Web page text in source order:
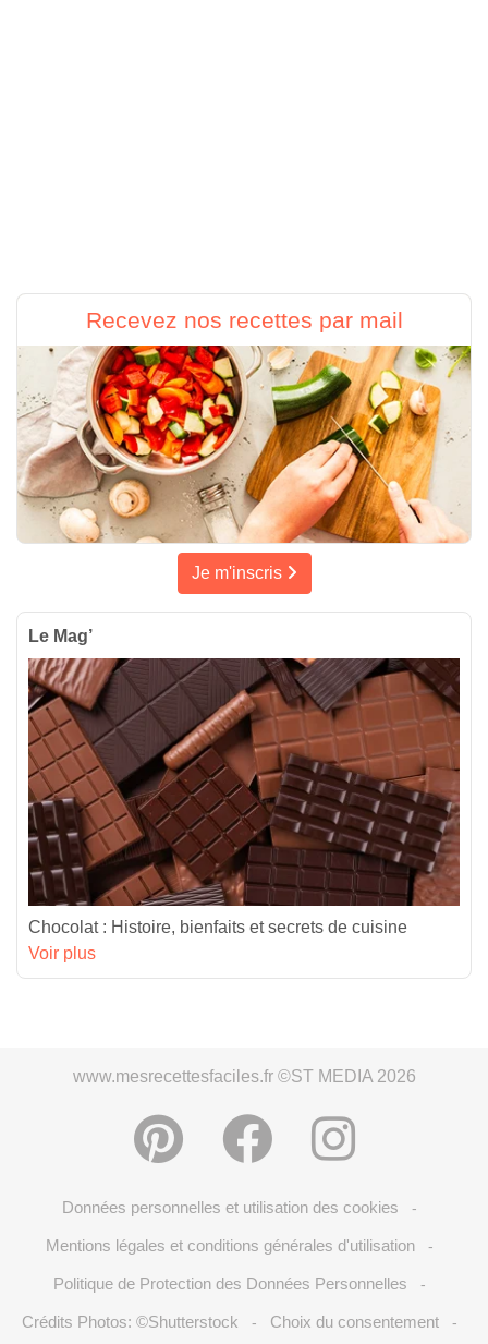
Recevez nos recettes par mail
Je m'inscris
Le Mag’
Chocolat : Histoire, bienfaits et secrets de cuisine
Voir plus
www.mesrecettesfaciles.fr ©ST MEDIA 2026
Données personnelles et utilisation des cookies -
Mentions légales et conditions générales d'utilisation -
Politique de Protection des Données Personnelles -
Crédits Photos: ©Shutterstock - Choix du consentement -